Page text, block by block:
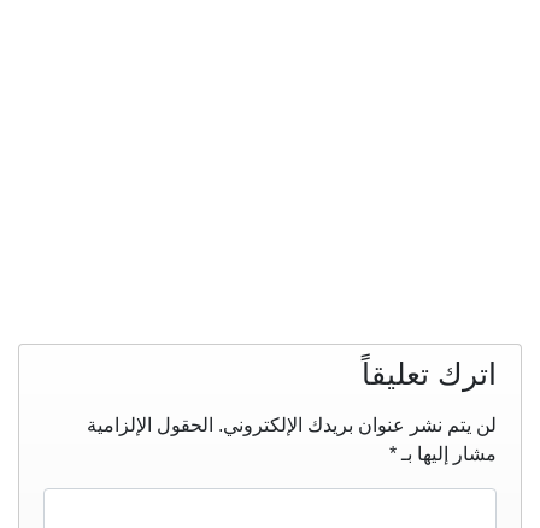
اترك تعليقاً
لن يتم نشر عنوان بريدك الإلكتروني. الحقول الإلزامية
مشار إليها بـ *